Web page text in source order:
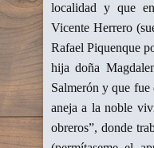
localidad y que
Vicente Herrero
Rafael Piquenque
hija doña
Salmerón y que fue
aneja a la noble
obreros”, donde